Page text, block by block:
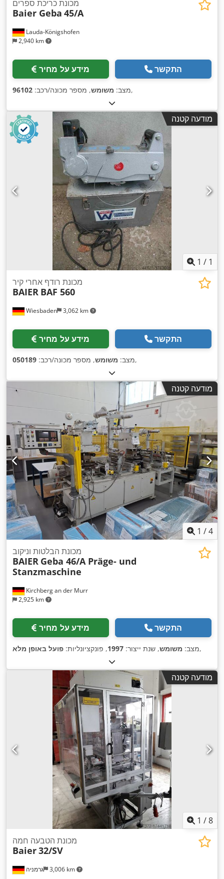
Lauda-Königshofen
2,940 km
מכונת כריכת ספרים
Baier Geba 45/A
מידע על מחיר התקשר
מצב: משומש, מספר מכונה/רכב: 96102 ,
מודעה קטנה
1 / 1
Wiesbaden 3,062 km
מכונת רודף אחרי קיר
BAIER BAF 560
מידע על מחיר התקשר
מצב: משומש, מספר מכונה/רכב: 050189 ,
מודעה קטנה
1 /4
Kirchberg an der Murr
2,925 km
מכונת הבלטות וניקוב
BAIER Geba 46/A Präge- und
Stanzmaschine
מידע על מחיר התקשר
מצב: משומש, שנת ייצור: 1997, פונקציונליות: פועל באופן מלא ,
מודעה קטנה
1 /8
גרמניה 3,006 km
מכונת הטבעה חמה
Baier32/SV